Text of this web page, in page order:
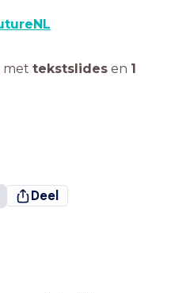
met tekstslides en 1
Deel